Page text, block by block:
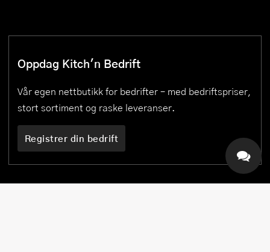
Oppdag Kitch'n Bedrift
Vår egen nettbutikk for bedrifter – med bedriftspriser,
stort sortiment og raske leveranser.
Registrer din bedrift